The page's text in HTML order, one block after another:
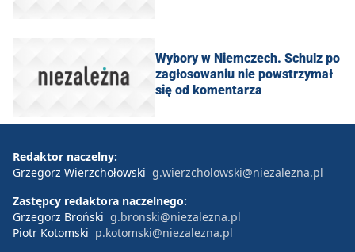
Wybory w Niemczech. Schulz po
zagłosowaniu nie powstrzymał
się od komentarza
Redaktor naczelny:
Grzegorz Wierzchołowski g.wierzcholowski@niezalezna.pl
Zastępcy redaktora naczelnego:
Grzegorz Broński g.bronski@niezalezna.pl
Piotr Kotomski p.kotomski@niezalezna.pl